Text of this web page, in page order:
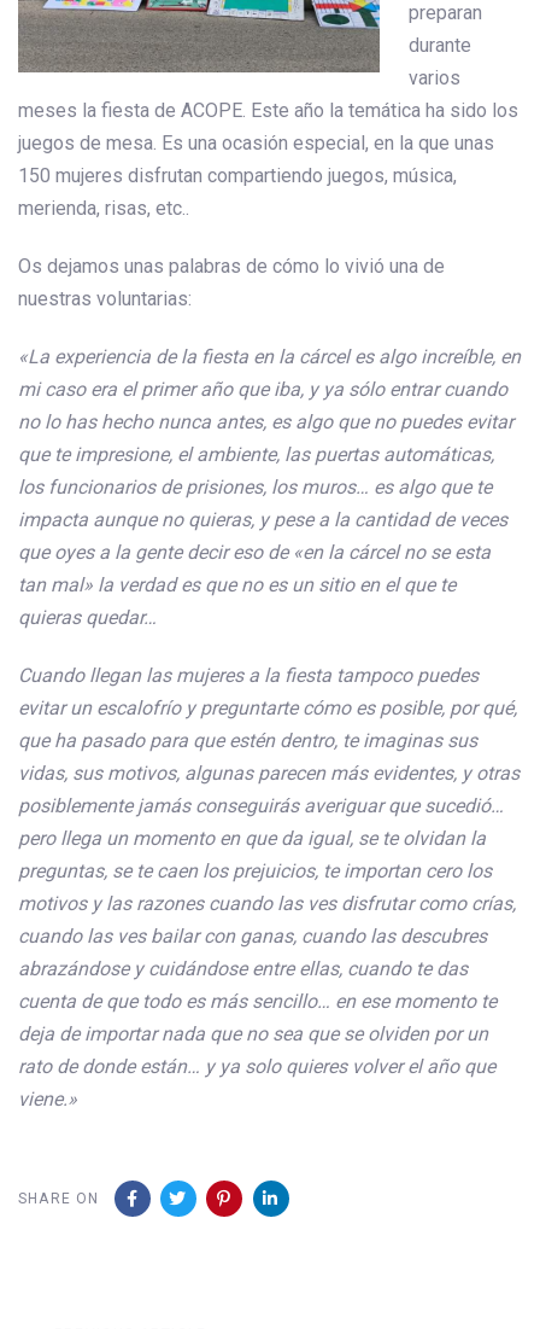
preparan
durante
varios
meses la fiesta de ACOPE. Este año la temática ha sido los
juegos de mesa. Es una ocasión especial, en la que unas
150 mujeres disfrutan compartiendo juegos, música,
merienda, risas, etc..
Os dejamos unas palabras de cómo lo vivió una de
nuestras voluntarias:
«La experiencia de la fiesta en la cárcel es algo increíble, en
mi caso era el primer año que iba, y ya sólo entrar cuando
no lo has hecho nunca antes, es algo que no puedes evitar
que te impresione, el ambiente, las puertas automáticas,
los funcionarios de prisiones, los muros… es algo que te
impacta aunque no quieras, y pese a la cantidad de veces
que oyes a la gente decir eso de «en la cárcel no se esta
tan mal» la verdad es que no es un sitio en el que te
quieras quedar…
Cuando llegan las mujeres a la fiesta tampoco puedes
evitar un escalofrío y preguntarte cómo es posible, por qué,
que ha pasado para que estén dentro, te imaginas sus
vidas, sus motivos, algunas parecen más evidentes, y otras
posiblemente jamás conseguirás averiguar que sucedió…
pero llega un momento en que da igual, se te olvidan la
preguntas, se te caen los prejuicios, te importan cero los
motivos y las razones cuando las ves disfrutar como crías,
cuando las ves bailar con ganas, cuando las descubres
abrazándose y cuidándose entre ellas, cuando te das
cuenta de que todo es más sencillo… en ese momento te
deja de importar nada que no sea que se olviden por un
rato de donde están… y ya solo quieres volver el año que
viene.»
SHARE ON